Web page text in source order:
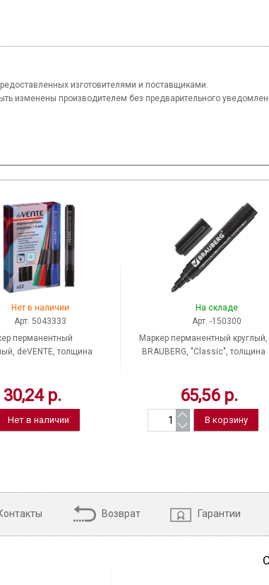
изготовителями и поставщиками.
изменены производителем без предварительного
Нет в наличии
Арт. 5043333
перманентный
deVENTE, толщина
30,24 р.
Нет в наличии
На складе
Арт. -150300
Маркер перманентный круглый,
BRAUBERG, "Classic", толщина
65,56 р.
Возврат Гарантии